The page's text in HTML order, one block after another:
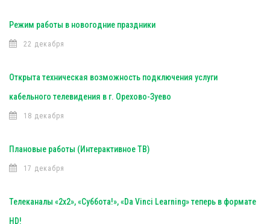
Режим работы в новогодние праздники
22 декабря
Открыта техническая возможность подключения услуги
кабельного телевидения в г. Орехово-Зуево
18 декабря
Плановые работы (Интерактивное ТВ)
17 декабря
Телеканалы «2х2», «Суббота!», «Da Vinci Learning» теперь в формате
HD!